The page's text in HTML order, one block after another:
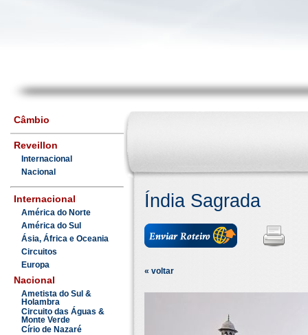
Câmbio
Reveillon
Internacional
Nacional
Internacional
América do Norte
América do Sul
Ásia, África e Oceania
Circuitos
Europa
Nacional
Ametista do Sul &
Holambra
Circuito das Águas &
Monte Verde
Círio de Nazaré
Índia Sagrada
« voltar